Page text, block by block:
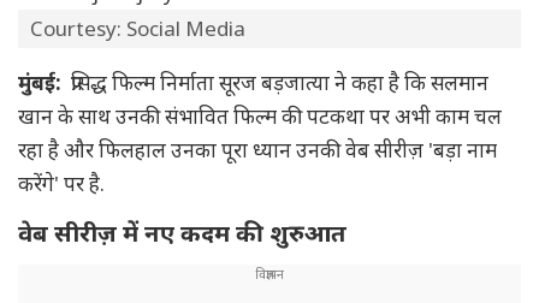
Courtesy: Social Media
मुंबई: प्रसिद्ध फिल्म निर्माता सूरज बड़जात्या ने कहा है कि सलमान
खान के साथ उनकी संभावित फिल्म की पटकथा पर अभी काम चल
रहा है और फिलहाल उनका पूरा ध्यान उनकी वेब सीरीज़ 'बड़ा नाम
करेंगे' पर है.
वेब सीरीज़ में नए कदम की शुरुआत